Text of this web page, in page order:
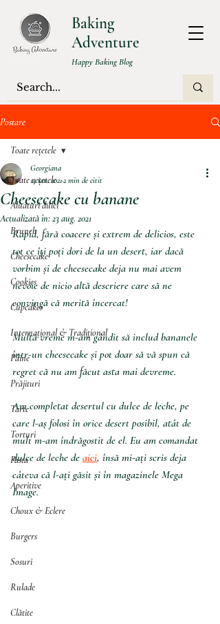
Baking
Adventure
Happy Baking Blog
Postare
Toate rețetele
Aluaturi dulci
Brunch
Cheesecake
Cookies
Cupcakes
Internațional & Tradițional
Pâine
Prăjituri
Tarte
Torturi
Pasta
Aperitive
Choux & Eclere
Burgers
Sosuri
Rulade
Clătite
Toate rețetele
Cheesecake cu banane
Georgiana
14 ian. 20212 min de citit
Actualizată în:23 aug. 2021
Rapid, fără coacere și extrem de delicios, este
tot ce îți poți dori de la un desert, iar dacă
vorbim și de cheesecake deja nu mai avem
nevoie de nicio altă descriere care să ne
convingă că merită încercat!
Multă vreme m-am gândit să includ bananele
într-un cheesecake și pot doar să vă spun că
regret că nu am făcut asta mai devreme.
Am completat desertul cu dulce de leche, pe
care l-aș folosi în orice desert posibil, atât de
mult m-am îndrăgostit de el. Eu am comandat
dulce de leche de aici, însă mi-ați scris deja
câteva că l-ați găsit și în magazinele Mega
Image.